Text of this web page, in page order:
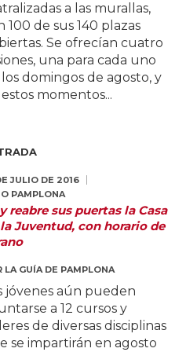
a las murallas,
100 de sus 140 plazas
Se ofrecían cuatro
una para cada uno
domingos de agosto, y
momentos...
JULIO DE 2016
PAMPLONA
reabre sus puertas la Casa
Juventud, con horario de
LA GUÍA DE PAMPLONA
jóvenes aún pueden
a 12 cursos y
de diversas disciplinas
se impartirán en agosto